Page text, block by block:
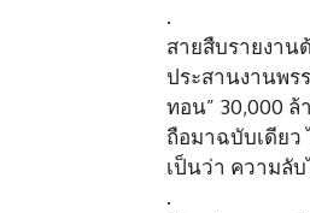
.
สายสืบรายงาน
ประสานงานพร
ทอน” 30,000 ล้
ถือมาฉบับเดียว
เป็นว่า ความลั
.